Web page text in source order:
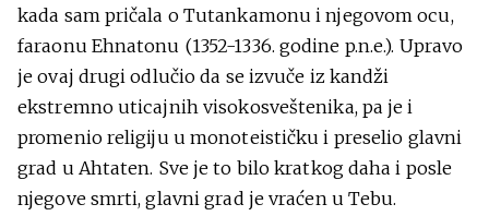
kada sam pričala o Tutankamonu i njegovom ocu,
faraonu Ehnatonu (1352-1336. godine p.n.e.). Upravo
je ovaj drugi odlučio da se izvuče iz kandži
ekstremno uticajnih visokosveštenika, pa je i
promenio religiju u monoteističku i preselio glavni
grad u Ahtaten. Sve je to bilo kratkog daha i posle
njegove smrti, glavni grad je vraćen u Tebu.